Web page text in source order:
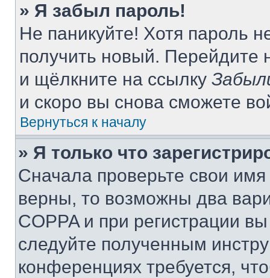
» Я забыл пароль!
Не паникуйте! Хотя пароль
получить новый. Перейдите
и щёлкните на ссылку
и скоро вы снова сможете
Вернуться к началу
» Я только что
Сначала проверьте свои
верны, то возможны два
COPPA и при регистрации
следуйте полученным
конференциях требуется,